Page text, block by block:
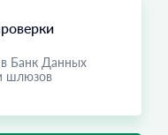
Банк Данных
шлюзов